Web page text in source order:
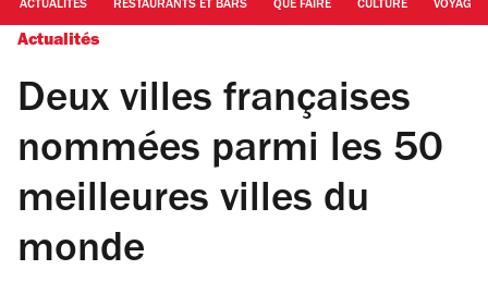
ACTUALITÉS RESTAURANTS ET BARS QUE FAIRE CULTURE VOYAGE
Actualités
Deux villes françaises
nommées parmi les 50
meilleures villes du
monde